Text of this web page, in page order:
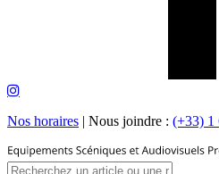
Nos horaires | Nous joindre : (+33) 1